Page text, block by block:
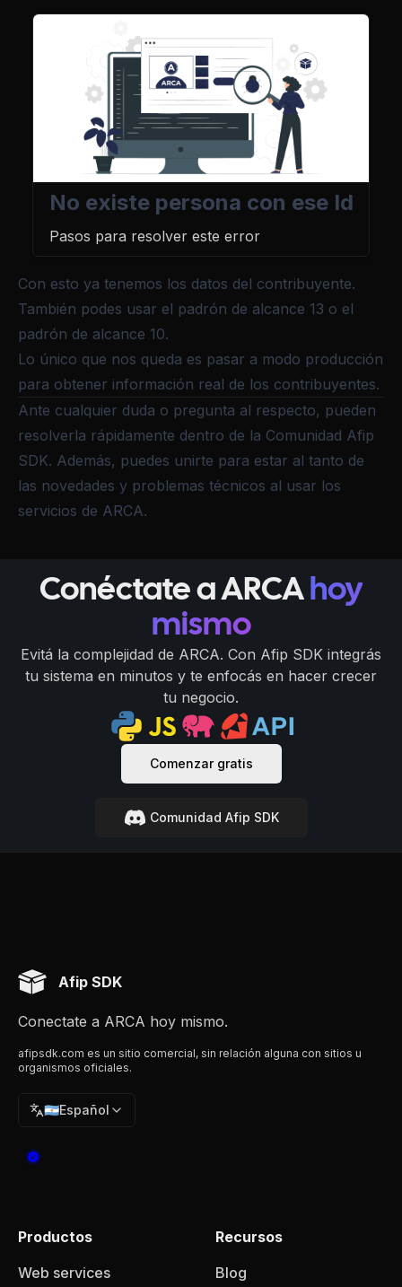
No existe persona con ese Id
Pasos para resolver este error
Con esto ya tenemos los datos del contribuyente.
También podes usar el padrón de alcance 13 o el
padrón de alcance 10.
Lo único que nos queda es pasar a modo producción
para obtener información real de los contribuyentes.
Ante cualquier duda o pregunta al respecto, pueden
resolverla rápidamente dentro de la Comunidad Afip
SDK. Además, puedes unirte para estar al tanto de
las novedades y problemas técnicos al usar los
servicios de ARCA.
Conéctate a ARCA hoy
mismo
Evitá la complejidad de ARCA. Con Afip SDK integrás
tu sistema en minutos y te enfocás en hacer crecer
tu negocio.
Comenzar gratis
Comunidad Afip SDK
Afip SDK
Conectate a ARCA hoy mismo.
afipsdk.com es un sitio comercial, sin relación alguna con sitios u
organismos oficiales.
🇦🇷Español
Productos
Web services
Recursos
Blog